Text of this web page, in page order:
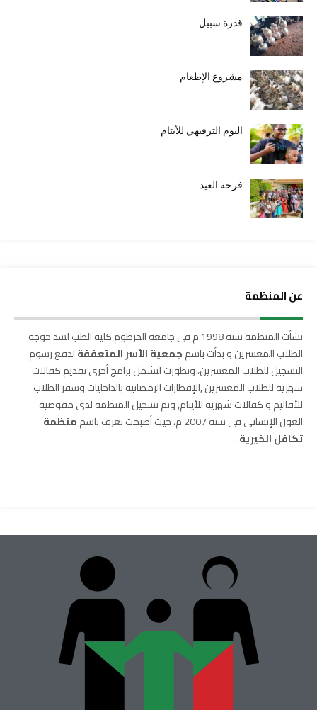
قدرة سبيل
مشروع الإطعام
اليوم الترفيهي للأيتام
فرحة العيد
عن المنظمة
نشأت المنظمة سنة 1998 م في جامعة الخرطوم كلية الطب لسد حوجه
الطلاب المعسرين و بدأت باسمجمعية الأسر المتعففةلدفع رسوم
التسجيل للطلاب المعسرين، وتطورت لتشمل برامج أخرى تقديم كفالات
شهرية للطلاب المعسرين ,الإفطارات الرمضانية بالداخليات وسفر الطلاب
للأقاليم و كفالات شهرية للأيتام, وتم تسجيل المنظمة لدى مفوضية
العون الإنساني في سنة 2007 م، حيث أصبحت تعرف باسم
منظمة
تكافل الخيرية.